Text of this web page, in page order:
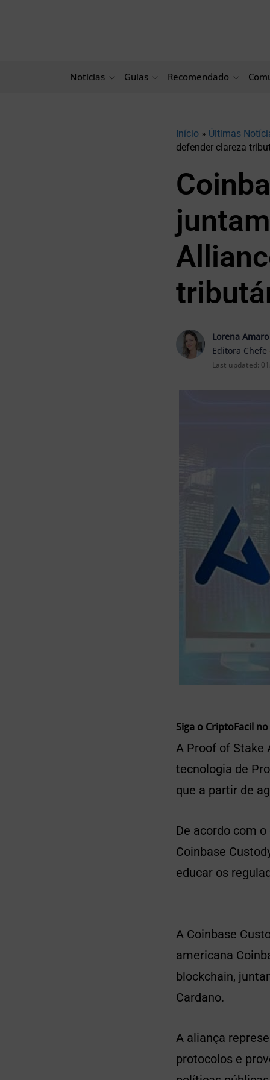
Notícias Guias Recomendado
Início » Últimas
defender clareza
Lorena Amaro
Editora Chefe
Last updated:
Siga o CriptoFacil no
A Proof of Stake
tecnologia de
que a partir de
De acordo com o
Coinbase
educar os
A Coinbase
americana
blockchain,
Cardano.
A aliança
protocolos e